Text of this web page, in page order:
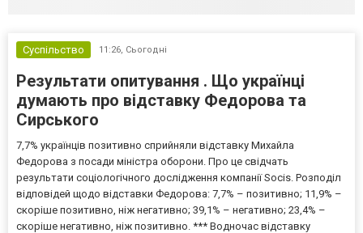
Суспільство 11:26, Сьогодні
Результати опитування . Що українці
думають про відставку Федорова та
Сирського
7,7% українців позитивно сприйняли відставку Михайла
Федорова з посади міністра оборони. Про це свідчать
результати соціологічного дослідження компанії Socis. Розподіл
відповідей щодо відставки Федорова: 7,7% – позитивно; 11,9% –
скоріше позитивно, ніж негативно; 39,1% – негативно; 23,4% –
скоріше негативно, ніж позитивно. *** Водночас відставку